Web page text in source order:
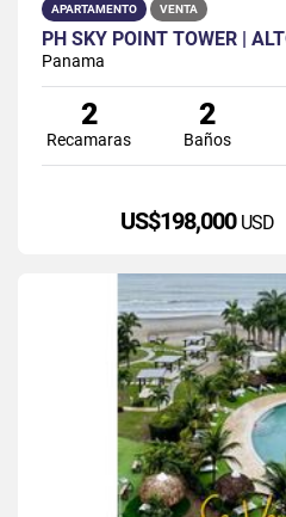
APARTAMENTO VENTA
Panama
2
Recamaras
2
Baños
US$198,000 USD